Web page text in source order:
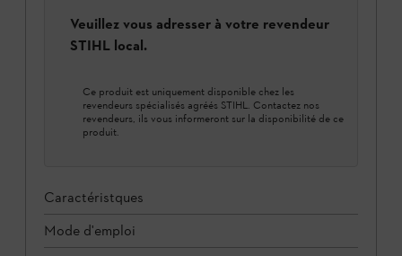
Veuillez vous adresser à votre revendeur
STIHL local.
Ce produit est uniquement disponible chez les
revendeurs spécialisés agréés STIHL. Contactez nos
revendeurs, ils vous informeront sur la disponibilité de ce
produit.
Caractéristques
Mode d'emploi